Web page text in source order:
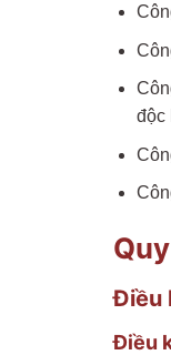
độc
Điều
Điều